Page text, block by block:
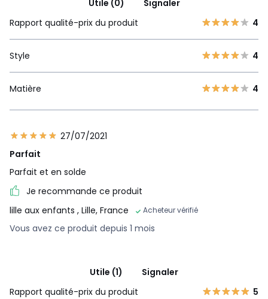
Utile (0)
Signaler
Rapport qualité-prix du produit
4
Style 4
Matière 4
27/07/2021
Parfait
Parfait et en solde
Je recommande ce produit
lille aux enfants , Lille, France Acheteur vérifié
Vous avez ce produit depuis 1 mois
Utile (1)
Signaler
Rapport qualité-prix du produit
5